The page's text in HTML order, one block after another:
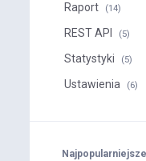
Raport (14)
REST API (5)
Statystyki (5)
Ustawienia (6)